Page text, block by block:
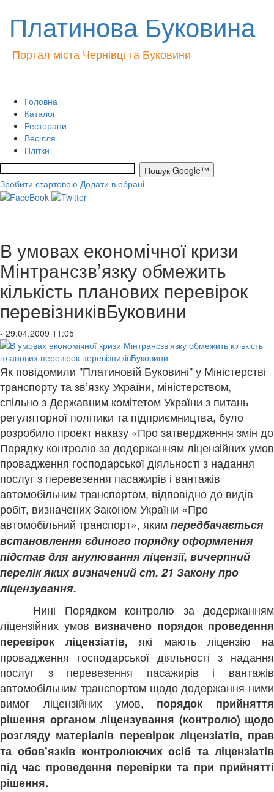
Платинова Буковина
Портал міста Чернівці та Буковини
Головна
Каталог
Ресторани
Весілля
Плітки
Зробити стартовою Додати в обрані
В умовах економічної кризи
Мінтрансзв’язку обмежить
кількість планових перевірок
перевізниківБуковини
- 29.04.2009 11:05
Як повідомили "Платиновій Буковині" у Міністерстві
транспорту та зв’язку України, міністерством,
спільно з Державним комітетом України з питань
регуляторної політики та підприємництва, було
розробило проект наказу «Про затвердження змін до
Порядку контролю за додержанням ліцензійних умов
провадження господарської діяльності з надання
послуг з перевезення пасажирів і вантажів
автомобільним транспортом, відповідно до видів
робіт, визначених Законом України «Про
автомобільний транспорт», якимпередбачається
встановлення єдиного порядку оформлення
підстав для анулювання ліцензії, вичерпний
перелік яких визначений ст. 21 Закону про
ліцензування.
Нині Порядком контролю за додержанням
ліцензійних умов визначено порядок проведення
перевірок ліцензіатів, які мають ліцензію на
провадження господарської діяльності з надання
послуг з перевезення пасажирів і вантажів
автомобільним транспортом щодо додержання ними
вимог ліцензійних умов, порядок прийняття
рішення органом ліцензування (контролю) щодо
розгляду матеріалів перевірок ліцензіатів, прав
та обов’язків контролюючих осіб та ліцензіатів
під час проведення перевірки та при прийнятті
рішення.